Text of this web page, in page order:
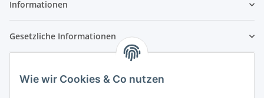
Wie wir Cookies & Co nutzen
Informationen
Gesetzliche Informationen